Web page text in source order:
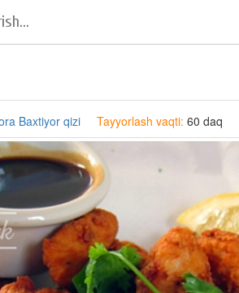
Baxtiyor qizi Tayyorlash vaqti: 60 daq